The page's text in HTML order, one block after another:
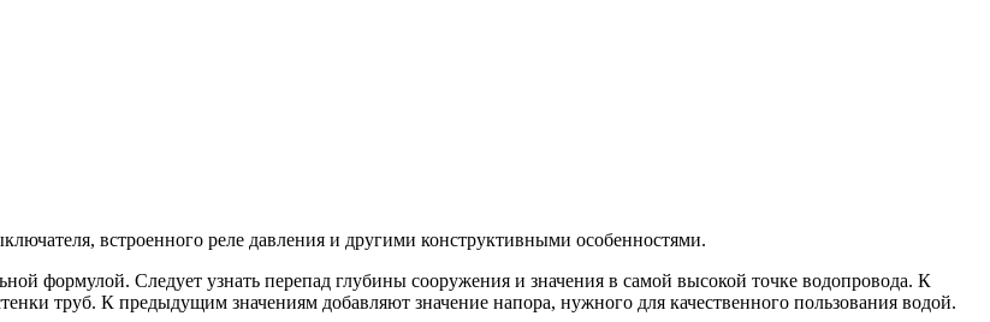
встроенного реле давления и другими конструктивными особенностями.
формулой. Следует узнать перепад глубины сооружения и значения в самой высокой точке водопровода. К
труб. К предыдущим значениям добавляют значение напора, нужного для качественного пользования водой.